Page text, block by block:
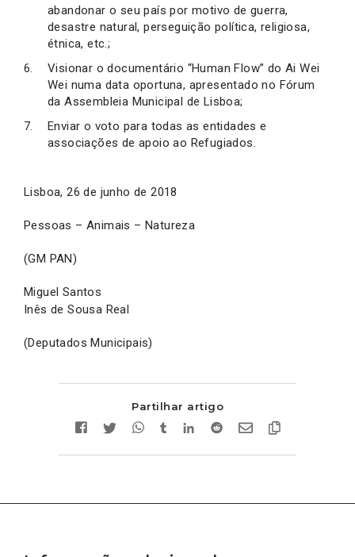
abandonar o seu país por motivo de guerra,
desastre natural, perseguição política, religiosa,
étnica, etc.;
Visionar o documentário “Human Flow” do Ai Wei
Wei numa data oportuna, apresentado no Fórum
da Assembleia Municipal de Lisboa;
Enviar o voto para todas as entidades e
associações de apoio ao Refugiados.
Lisboa, 26 de junho de 2018
Pessoas – Animais – Natureza
(GM PAN)
Miguel Santos
Inês de Sousa Real
(Deputados Municipais)
Partilhar artigo